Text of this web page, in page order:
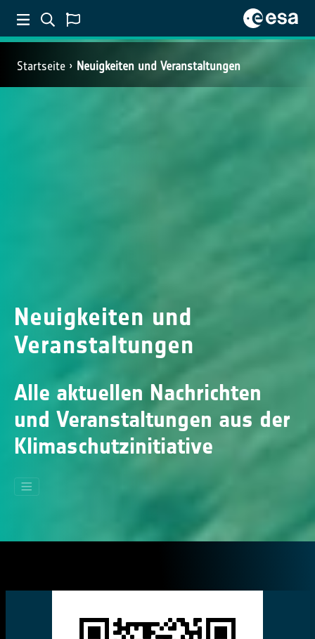
Startseite Neuigkeiten und Veranstaltungen
Neuigkeiten und
Veranstaltungen
Alle aktuellen Nachrichten
und Veranstaltungen aus der
Klimaschutzinitiative